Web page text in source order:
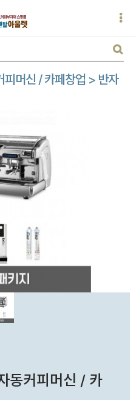
머신 / 카페창업 > 반자
동커피머신 / 카